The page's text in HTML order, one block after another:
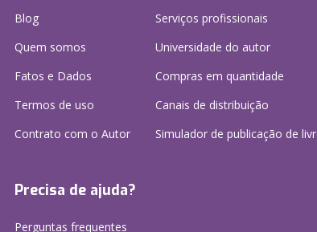
Blog
Quem somos
Fatos e Dados
Termos de uso
Contrato com o Autor
Serviços profissionais
Universidade do autor
Compras em quantidade
Canais de distribuição
Simulador de publicação de
Precisa de ajuda?
Perguntas frequentes